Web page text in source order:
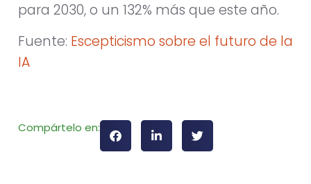
para 2030, o un 132% más que este año.
Fuente: Escepticismo sobre el futuro de la
IA
Compártelo en: